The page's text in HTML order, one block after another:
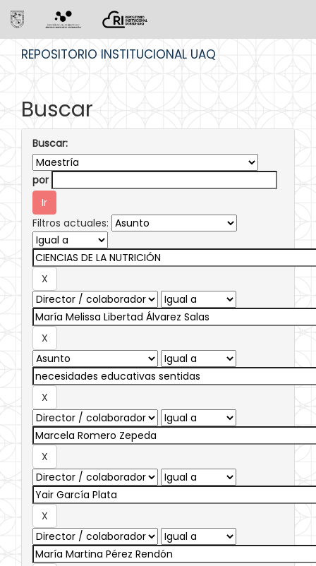
REPOSITORIO INSTITUCIONAL UAQ
Buscar
Buscar:
por
Filtros actuales: